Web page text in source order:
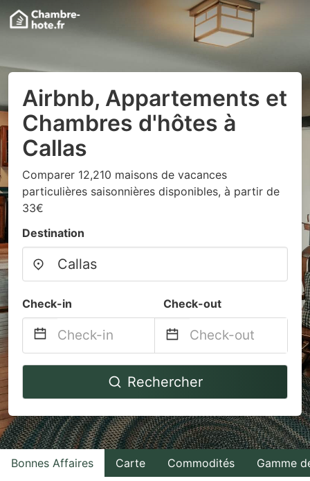
Airbnb, Appartements et
Chambres d'hôtes à
Callas
Comparer 12,210 maisons de vacances
particulières saisonnières disponibles, à partir de
33€
Destination
Check-in Check-out
Navigate
to
interact
with
the
Navigate
backward
to
interact
with
the
Rechercher
Bonnes Affaires Carte Commodités Gamme